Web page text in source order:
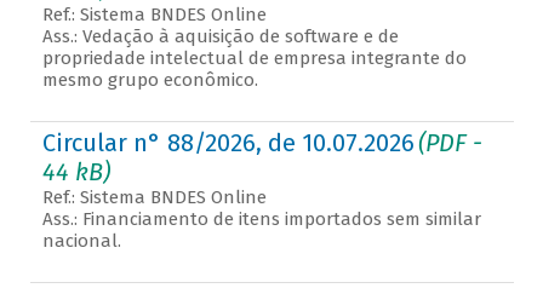
Ref.: Sistema BNDES Online
Ass.: Vedação à aquisição de software e de
propriedade intelectual de empresa integrante do
mesmo grupo econômico.
Circular n° 88/2026, de 10.07.2026(PDF -
44 kB)
Ref.: Sistema BNDES Online
Ass.: Financiamento de itens importados sem similar
nacional.